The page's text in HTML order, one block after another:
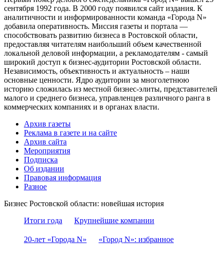
сентября 1992 года. В 2000 году появился сайт издания. К
аналитичности и информированности команда «Города N»
добавила оперативность. Миссия газеты и портала —
способствовать развитию бизнеса в Ростовской области,
предоставляя читателям наибольший объем качественной
локальной деловой информации, а рекламодателям - самый
широкий доступ к бизнес-аудитории Ростовской области.
Независимость, объективность и актуальность – наши
основные ценности. Ядро аудитории за многолетнюю
историю сложилась из местной бизнес-элиты, представителей
малого и среднего бизнеса, управленцев различного ранга в
коммерческих компаниях и в органах власти.
Архив газеты
Реклама в газете и на сайте
Архив сайта
Мероприятия
Подписка
Об издании
Правовая информация
Разное
Бизнес Ростовской области: новейшая история
Итоги года
Крупнейшие компании
20-лет «Города N» «Город N»: избранное